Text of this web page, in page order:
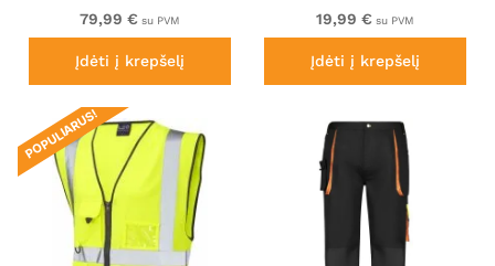
79,99 € su PVM
Įdėti į krepšelį
19,99 € su PVM
Įdėti į krepšelį
POPULIARUS!